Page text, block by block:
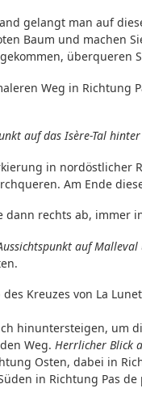
gelangt man auf
Baum und machen
überqueren
Weg in Richtung
auf das Isère-Tal
in nordöstlicher
Am Ende
dann rechts ab, immer
auf Malleval
Kreuzes von La
hinuntersteigen, um
Weg. Herrlicher Blick
Osten, dabei in
in Richtung Pas de